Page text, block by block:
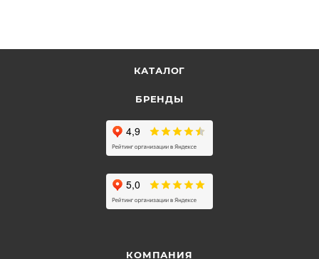
КАТАЛОГ
БРЕНДЫ
КОМПАНИЯ